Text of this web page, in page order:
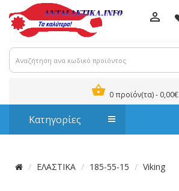
0 προϊόν(τα) - 0,00€
Κατηγορίες
ΕΛΑΣΤΙΚΑ 185-55-15 Viking